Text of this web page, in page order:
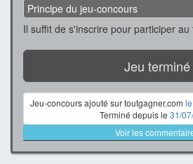
Principe du jeu-concours
Il suffit de s'inscrire pour participer
Jeu terminé
Jeu-concours ajouté sur toutgagner.com
Terminé depuis le 31/
Voir les